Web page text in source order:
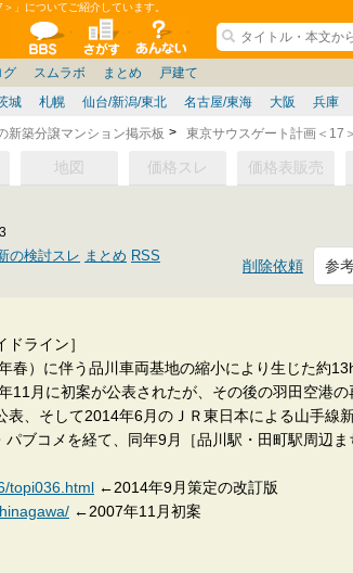
」についてご紹介しています。
ションコミュニティ
全掲示板 物件検索 サイトについて
城 札幌 仙台/新潟/東北 名古屋/東海 大阪 兵庫
名古屋/東海 大阪/兵庫/京都/関西
ョン質問 住宅質問 管理会社/組合
家具 ニュース 個人取引 政治
グン管理 ノウハウ 東京都 神奈川県
スムラボ
その他 まとめ
府 兵庫県 福岡県 戸建て
新築分譲マンション掲示板 東京サウスゲート計画＜17＞
地図 価格スレ 価格表販売
削除依頼 参
の検討スレ まとめ RSS
ライン］
春）に伴う品川車両基地の縮小により生じた約
11月に初案が公表されたが、その後の羽田空港の
、そして2014年6月のＪＲ東日本による山手線
ブコメを経て、同年9月［品川駅・田町駅周辺ま
topi036.html ←2014年9月策定の改訂版
←2007年11月初案